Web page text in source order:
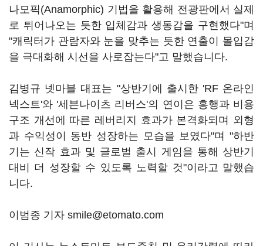
나모픽(Anamorphic) 기법을 활용해 전광판에서 실제
로 튀어나오는 듯한 입체감과 생동감을 구현했다"며
"캐릭터가 관람자와 눈을 맞추는 듯한 연출이 몰입감
을 극대화해 시선을 사로잡는다"고 말했습니다.
김병규 넷마블 대표는 "상반기에 출시한 'RF 온라인
넥스트'와 '세븐나이츠 리버스'의 연이은 흥행과 비용
구조 개선에 따른 레버리지 효과가 본격화되며 외형
과 수익성이 동반 성장하는 모습을 보였다"며 "하반
기는 신작 효과 및 글로벌 출시 게임을 통해 상반기
대비 더 성장할 수 있도록 노력할 것"이라고 말했습
니다.
이범종 기자 smile@etomato.com